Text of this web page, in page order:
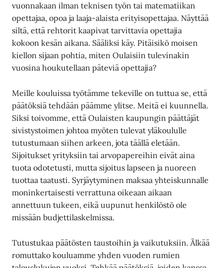
vuonnakaan ilman teknisen työn tai matematiikan
opettajaa, opoa ja laaja-alaista erityisopettajaa. Näyttää
siltä, että rehtorit kaapivat tarvittavia opettajia
kokoon kesän aikana. Sääliksi käy. Pitäisikö moisen
kiellon sijaan pohtia, miten Oulaisiin tulevinakin
vuosina houkutellaan päteviä opettajia?
Meille kouluissa työtämme tekeville on tuttua se, että
päätöksiä tehdään päämme ylitse. Meitä ei kuunnella.
Siksi toivomme, että Oulaisten kaupungin päättäjät
sivistystoimen johtoa myöten tulevat yläkoululle
tutustumaan siihen arkeen, jota täällä eletään.
Sijoitukset yrityksiin tai arvopapereihin eivät aina
tuota odotetusti, mutta sijoitus lapseen ja nuoreen
tuottaa taatusti. Syrjäytyminen maksaa yhteiskunnalle
moninkertaisesti verrattuna oikeaan aikaan
annettuun tukeen, eikä uupunut henkilöstö ole
missään budjettilaskelmissa.
Tutustukaa päätösten taustoihin ja vaikutuksiin. Älkää
romuttako kouluamme yhden vuoden rumien